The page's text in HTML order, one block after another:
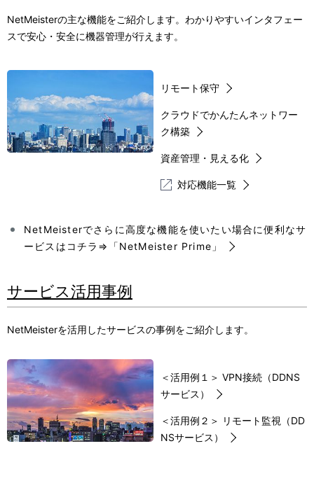
NetMeisterの主な機能をご紹介します。わかりやすいインタフェー
スで安心・安全に機器管理が行えます。
リモート保守
クラウドでかんたんネットワー
ク構築
資産管理・見える化
対応機能一覧
NetMeisterでさらに高度な機能を使いたい場合に便利なサ
ービスはコチラ⇒
「NetMeister Prime」
サービス活用事例
NetMeisterを活用したサービスの事例をご紹介します。
＜活用例１＞ VPN接続（DDNS
サービス）
＜活用例２＞ リモート監視（DD
NSサービス）